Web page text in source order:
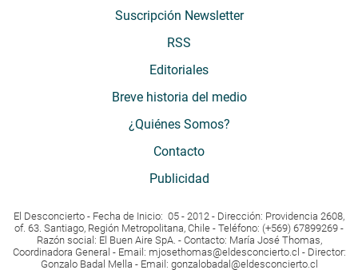
Suscripción Newsletter
RSS
Editoriales
Breve historia del medio
¿Quiénes Somos?
Contacto
Publicidad
El Desconcierto - Fecha de Inicio: 05 - 2012 - Dirección: Providencia 2608,
of. 63. Santiago, Región Metropolitana, Chile - Teléfono: (+569) 67899269 -
Razón social: El Buen Aire SpA. - Contacto: María José Thomas,
Coordinadora General - Email: mjosethomas@eldesconcierto.cl - Director:
Gonzalo Badal Mella - Email: gonzalobadal@eldesconcierto.cl